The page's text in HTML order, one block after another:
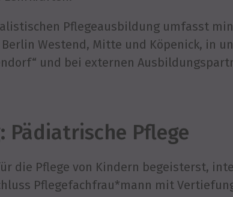
Pflegeausbildung umfasst
Westend, Mitte und Köpenick, in
und bei externen
Pädiatrische Pflege
die Pflege von Kindern begeisterst,
Pflegefachfrau*mann mit